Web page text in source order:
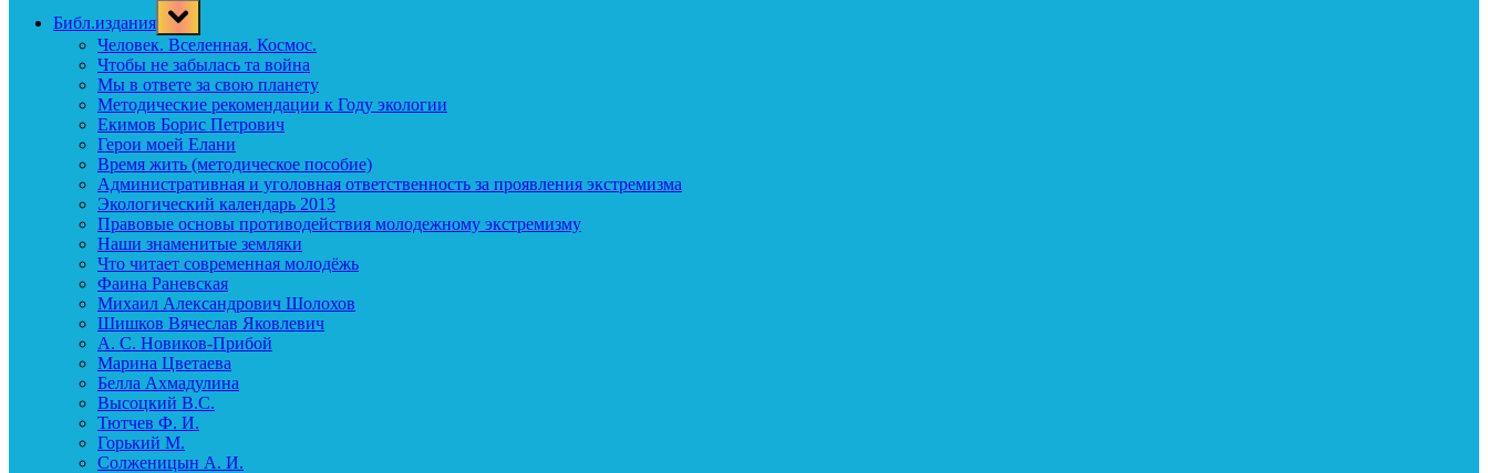
Библ.издания
Toggle
sub-
menu
Человек. Вселенная. Космос.
Чтобы не забылась та война
Мы в ответе за свою планету
Методические рекомендации к Году экологии
Екимов Борис Петрович
Герои моей Елани
Время жить (методическое пособие)
Административная и уголовная ответственность за проявления экстремизма
Экологический календарь 2013
Правовые основы противодействия молодежному экстремизму
Наши знаменитые земляки
Что читает современная молодёжь
Фаина Раневская
Михаил Александрович Шолохов
Шишков Вячеслав Яковлевич
А. С. Новиков-Прибой
Марина Цветаева
Белла Ахмадулина
Высоцкий В.С.
Тютчев Ф. И.
Горький М.
Солженицын А. И.